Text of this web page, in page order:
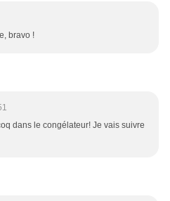
bravo !
dans le congélateur! Je vais suivre